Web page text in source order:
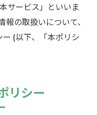
サービス」といいま
の取扱いについて、
(以下、「本ポリシ
リシー